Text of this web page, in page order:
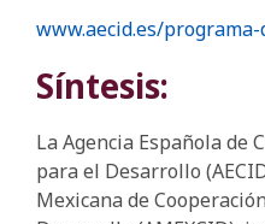
www.aecid.es/
Síntesis:
La Agencia Española de
para el Desarrollo
Mexicana de